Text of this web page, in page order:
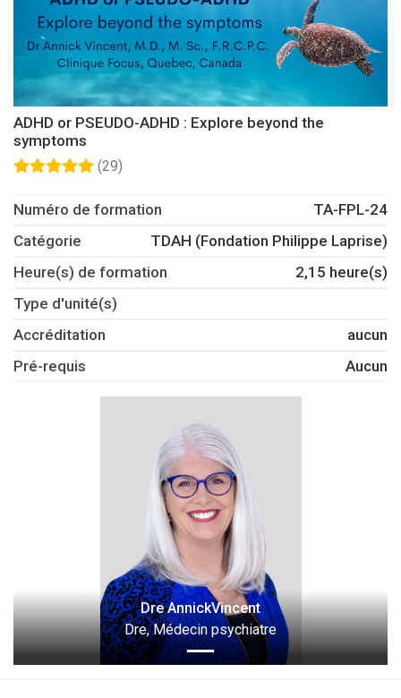
ADHD or PSEUDO-ADHD : Explore beyond the
symptoms
(29)
Numéro de formation
TA-FPL-24
Catégorie
TDAH (Fondation Philippe Laprise)
Heure(s) de formation
2,15 heure(s)
Type d'unité(s)
Accréditation
aucun
Pré-requis
Aucun
Dre AnnickVincent
Dre, Médecin psychiatre